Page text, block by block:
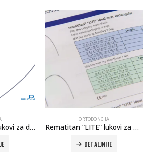
Rematitan “LITE” lukovi za donju vilicu (NiTi)
ORTODONCIJA
Rematitan “LITE” lukovi za gornju i donju vilicu (NiTi)
DETALJNIJE